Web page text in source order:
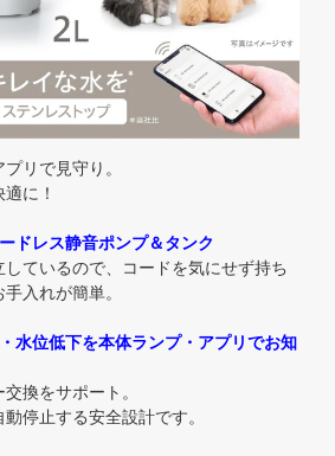
リで見守り。
に！
ドレス静音ポンプ＆タンク
ているので、コードを気にせず持ち
入れが簡単。
水位低下を本体ランプ・アプリでお知
換をサポート。
停止する安全設計です。